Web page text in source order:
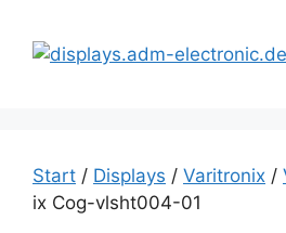
Inhalt
springen
Start / Displays / Varitronix /
ix Cog-vlsht004-01